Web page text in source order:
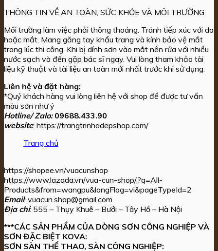
THÔNG TIN VỀ AN TOÀN, SỨC KHỎE VÀ MÔI TRƯỜNG
Môi trường làm việc phải thông thoáng. Tránh tiếp xúc với da
hoặc mắt. Mang găng tay khẩu trang và kính bảo vệ mắt
trong lúc thi công. Khi bị dính sơn vào mắt nên rửa với nhiều
nước sạch và đến gặp bác sĩ ngay. Vui lòng tham khảo tài
liệu kỹ thuật và tài liệu an toàn mới nhất trước khi sử dụng.
Liên hệ và đặt hàng:
*Quý khách hàng vui lòng liên hệ với shop để được tư vấn
màu sơn như ý
Hotline/ Zalo: 09688.433.90
website: https://trangtrinhadepshop.com/
Trang chủ
https://shopee.vn/vuacunshop
https://www.lazada.vn/vua-cun-shop/?q=All-
Products&from=wangpu&langFlag=vi&pageTypeId=2
Email: vuacun.shop@gmail.com
Địa chỉ: 555 – Thụy Khuê – Bưởi – Tây Hồ – Hà Nội
***CÁC SẢN PHẨM CỦA DÒNG SƠN CÔNG NGHIỆP VÀ
SƠN ĐẶC BIỆT KOVA:
SƠN SÀN THỂ THAO, SÀN CÔNG NGHIỆP: